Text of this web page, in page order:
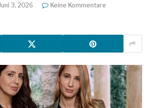
3, 2026
Keine Kommentare